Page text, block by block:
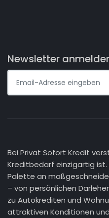
Newsletter
Bei Privat Sofort Kredit
Kreditbedarf einzigartig
Palette an
– von persönlichen
zu Autokrediten und
attraktiven Konditionen